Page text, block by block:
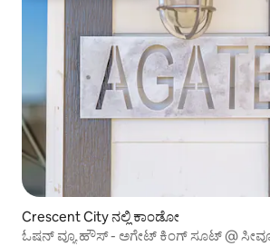
Crescent City ನಲ್ಲಿ ಕಾಂಡೋ
ಓಷನ್ ವ್ಯೂ ಹೌಸ್ - ಅಗೇಟ್ ಕಿಂಗ್ ಸೂಟ್ @